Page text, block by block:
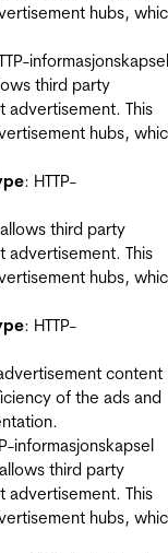
hubs,
informasjonskapsel
third party
This
hubs,
: HTTP-
third party
This
hubs,
: HTTP-
content
of the ads and
informasjonskapsel
third party
This
hubs,